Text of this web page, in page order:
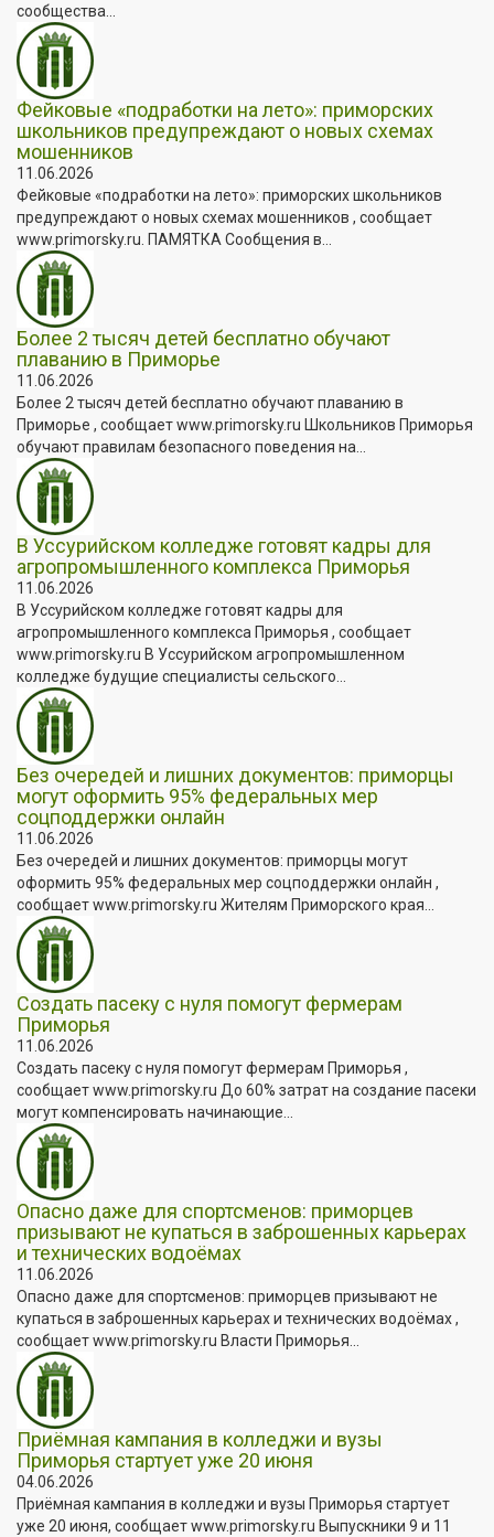
сообщества...
Фейковые «подработки на лето»: приморских
школьников предупреждают о новых схемах
мошенников
11.06.2026
Фейковые «подработки на лето»: приморских школьников
предупреждают о новых схемах мошенников , сообщает
www.primorsky.ru. ПАМЯТКА Сообщения в...
Более 2 тысяч детей бесплатно обучают
плаванию в Приморье
11.06.2026
Более 2 тысяч детей бесплатно обучают плаванию в
Приморье , сообщает www.primorsky.ru Школьников Приморья
обучают правилам безопасного поведения на...
В Уссурийском колледже готовят кадры для
агропромышленного комплекса Приморья
11.06.2026
В Уссурийском колледже готовят кадры для
агропромышленного комплекса Приморья , сообщает
www.primorsky.ru В Уссурийском агропромышленном
колледже будущие специалисты сельского...
Без очередей и лишних документов: приморцы
могут оформить 95% федеральных мер
соцподдержки онлайн
11.06.2026
Без очередей и лишних документов: приморцы могут
оформить 95% федеральных мер соцподдержки онлайн ,
сообщает www.primorsky.ru Жителям Приморского края...
Создать пасеку с нуля помогут фермерам
Приморья
11.06.2026
Создать пасеку с нуля помогут фермерам Приморья ,
сообщает www.primorsky.ru До 60% затрат на создание пасеки
могут компенсировать начинающие...
Опасно даже для спортсменов: приморцев
призывают не купаться в заброшенных карьерах
и технических водоёмах
11.06.2026
Опасно даже для спортсменов: приморцев призывают не
купаться в заброшенных карьерах и технических водоёмах ,
сообщает www.primorsky.ru Власти Приморья...
Приёмная кампания в колледжи и вузы
Приморья стартует уже 20 июня
04.06.2026
Приёмная кампания в колледжи и вузы Приморья стартует
уже 20 июня, сообщает www.primorsky.ru Выпускники 9 и 11